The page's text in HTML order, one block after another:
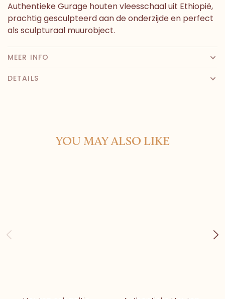
Authentieke Gurage houten vleesschaal uit Ethiopië,
prachtig gesculpteerd aan de onderzijde en perfect
als sculpturaal muurobject.
MEER INFO
DETAILS
YOU MAY ALSO LIKE